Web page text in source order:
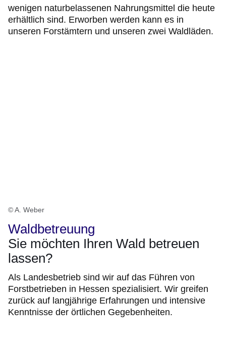
wenigen naturbelassenen Nahrungsmittel die heute
erhältlich sind. Erworben werden kann es in
unseren Forstämtern und unseren zwei Waldläden.
© A. Weber
Waldbetreuung
Sie möchten Ihren Wald betreuen
lassen?
Als Landesbetrieb sind wir auf das Führen von
Forstbetrieben in Hessen spezialisiert. Wir greifen
zurück auf langjährige Erfahrungen und intensive
Kenntnisse der örtlichen Gegebenheiten.